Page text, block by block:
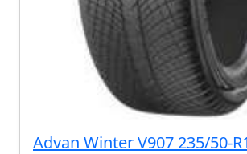
Advan Winter V907 235/50-